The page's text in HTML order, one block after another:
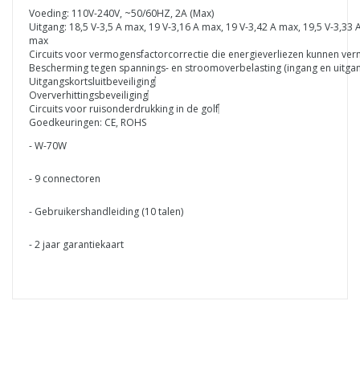
Voeding: 110V-240V, ~50/60HZ, 2A (Max)
Uitgang: 18,5 V-3,5 A max, 19 V-3,16 A max, 19 V-3,42 A max, 19,5 V-3,33
max
Circuits voor vermogensfactorcorrectie die energieverliezen kunnen
Bescherming tegen spannings- en stroomoverbelasting (ingang en
Uitgangskortsluitbeveiliging
Oververhittingsbeveiliging
Circuits voor ruisonderdrukking in de golf
Goedkeuringen: CE, ROHS
- W-70W
- 9 connectoren
- Gebruikershandleiding (10 talen)
- 2 jaar garantiekaart